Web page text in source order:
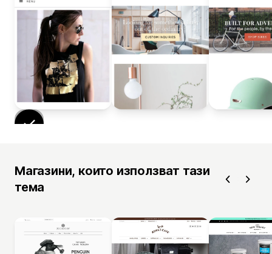
Магазини, които използват тази
тема